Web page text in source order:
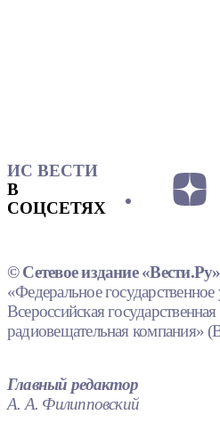
ИС ВЕСТИ
В
СОЦСЕТЯХ
© Сетевое издание «Вести.Ру»
«Федеральное
Всероссийская
радиовещательная компания»
Главный редактор
А. А. Филипповский